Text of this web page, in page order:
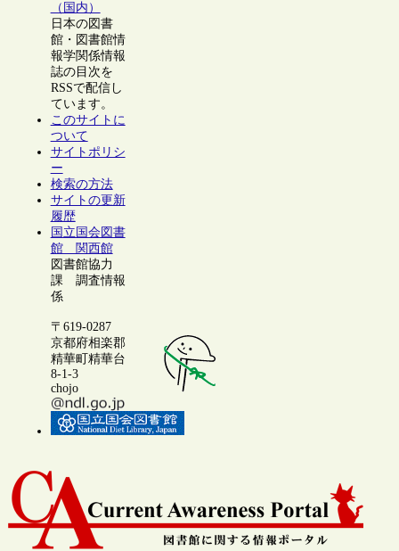
（国内）
日本の図書
館・図書館情
報学関係情報
誌の目次を
RSSで配信し
ています。
このサイトに
ついて
サイトポリシ
ー
検索の方法
サイトの更新
履歴
国立国会図書
館 関西館
図書館協力
課 調査情報
係
〒619-0287
京都府相楽郡
精華町精華台
8-1-3
chojo